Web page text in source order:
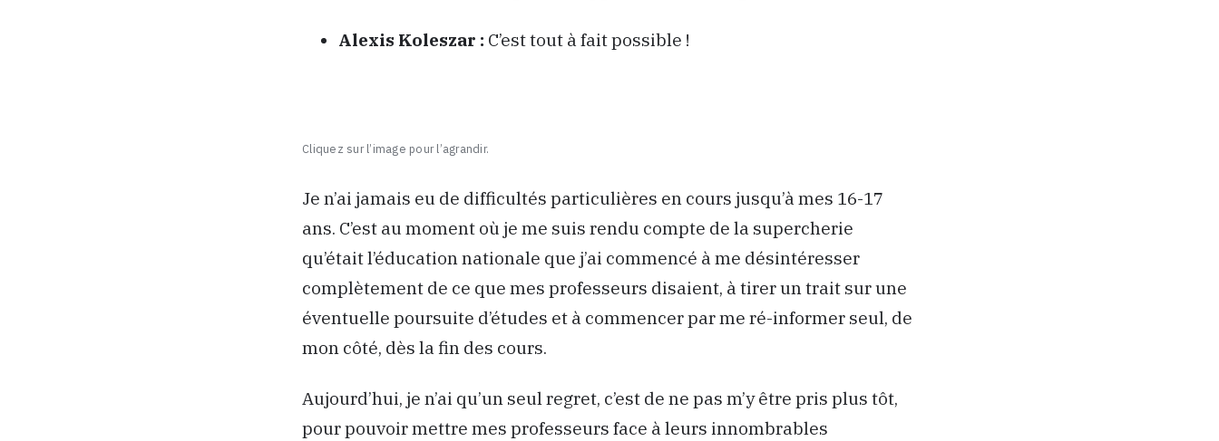
Alexis Koleszar : C’est tout à fait possible !
Cliquez sur l’image pour l’agrandir.
Je n’ai jamais eu de difficultés particulières en cours jusqu’à mes 16-17
ans. C’est au moment où je me suis rendu compte de la supercherie
qu’était l’éducation nationale que j’ai commencé à me désintéresser
complètement de ce que mes professeurs disaient, à tirer un trait sur une
éventuelle poursuite d’études et à commencer par me ré-informer seul, de
mon côté, dès la fin des cours.
Aujourd’hui, je n’ai qu’un seul regret, c’est de ne pas m’y être pris plus tôt,
pour pouvoir mettre mes professeurs face à leurs innombrables